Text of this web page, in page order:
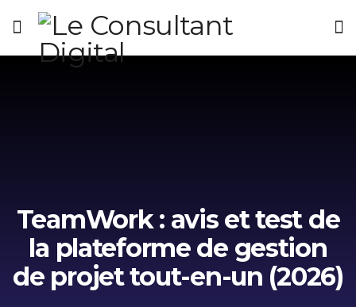
TeamWork : avis et test de
la plateforme de gestion
de projet tout-en-un (2026)